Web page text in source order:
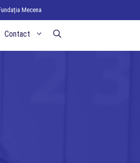
Mecena
Contact